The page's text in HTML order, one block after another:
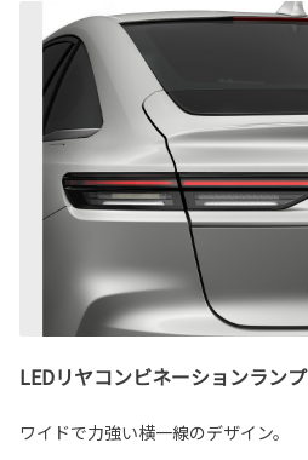
LEDリヤコンビネーションランプ
ワイドで力強い横一線のデザイン。